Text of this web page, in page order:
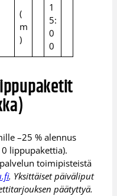
(
m
)
1
5:
0
0
–25 % alennus
lippupakettia).
toimipisteistä
. Yksittäiset päiväliput
päätyttyä.